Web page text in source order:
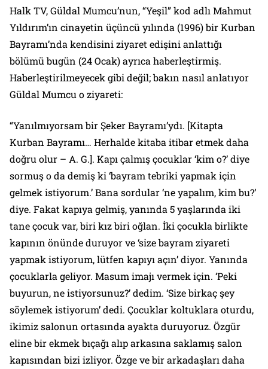
Halk TV, Güldal Mumcu’nun, “Yeşil” kod adlı Mahmut
Yıldırım’ın cinayetin üçüncü yılında (1996) bir Kurban
Bayramı’nda kendisini ziyaret edişini anlattığı
bölümü bugün (24 Ocak) ayrıca haberleştirmiş.
Haberleştirilmeyecek gibi değil; bakın nasıl anlatıyor
Güldal Mumcu o ziyareti:
“Yanılmıyorsam bir Şeker Bayramı’ydı. [Kitapta
Kurban Bayramı… Herhalde kitaba itibar etmek daha
doğru olur – A. G.]. Kapı çalmış çocuklar ‘kim o?’ diye
sormuş o da demiş ki ‘bayram tebriki yapmak için
gelmek istiyorum.’ Bana sordular ‘ne yapalım, kim bu?’
diye. Fakat kapıya gelmiş, yanında 5 yaşlarında iki
tane çocuk var, biri kız biri oğlan. İki çocukla birlikte
kapının önünde duruyor ve ‘size bayram ziyareti
yapmak istiyorum, lütfen kapıyı açın’ diyor. Yanında
çocuklarla geliyor. Masum imajı vermek için. ‘Peki
buyurun, ne istiyorsunuz?’ dedim. ‘Size birkaç şey
söylemek istiyorum’ dedi. Çocuklar koltuklara oturdu,
ikimiz salonun ortasında ayakta duruyoruz. Özgür
eline bir ekmek bıçağı alıp arkasına saklamış salon
kapısından bizi izliyor. Özge ve bir arkadaşları daha